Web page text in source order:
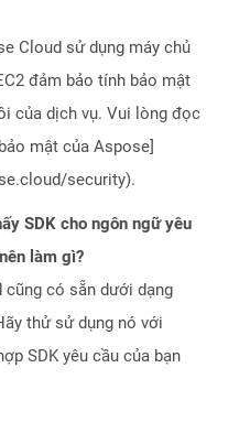
Cloud sử dụng máy chủ
đảm bảo tính bảo mật
của dịch vụ. Vui lòng đọc
mật của Aspose]
security).
SDK cho ngôn ngữ yêu
làm gì?
có sẵn dưới dạng
thử sử dụng nó với
SDK yêu cầu của bạn